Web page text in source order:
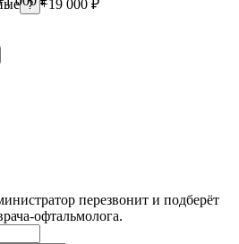
? +19 000 ₽
перезвонит и подберёт
офтальмолога.